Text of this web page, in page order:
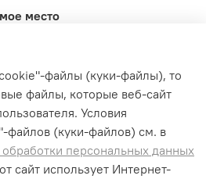
место
площадь благодаря
файлы (куки-файлы), то
файлы, которые веб-сайт
Условия
файлов (куки-файлов) см. в
персональных данных
сайт использует Интернет-